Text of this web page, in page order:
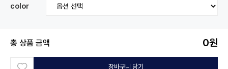
color
총 상품 금액 0원
장바구니 담기